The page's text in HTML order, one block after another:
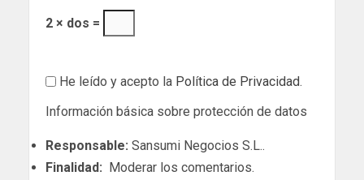
2 × dos =
He leído y acepto la Política de Privacidad.
Información básica sobre protección de datos
Responsable: Sansumi Negocios S.L..
Finalidad: Moderar los comentarios.